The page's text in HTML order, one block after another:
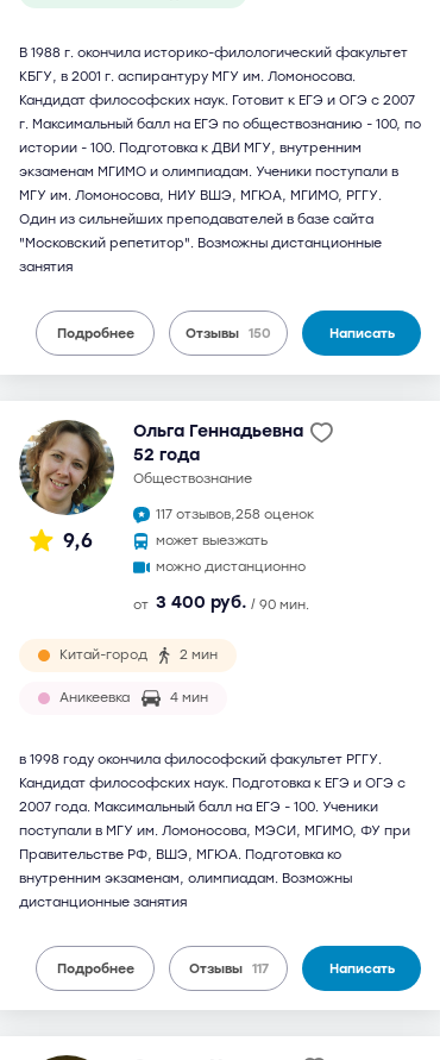
В 1988 г. окончила историко-филологический факультет
КБГУ, в 2001 г. аспирантуру МГУ им. Ломоносова.
Кандидат философских наук. Готовит к ЕГЭ и ОГЭ с 2007
г. Максимальный балл на ЕГЭ по обществознанию - 100, по
истории - 100. Подготовка к ДВИ МГУ, внутренним
экзаменам МГИМО и олимпиадам. Ученики поступали в
МГУ им. Ломоносова, НИУ ВШЭ, МГЮА, МГИМО, РГГУ.
Один из сильнейших преподавателей в базе сайта
"Московский репетитор". Возможны дистанционные
занятия
Подробнее Отзывы 150 Написать
9,6
Ольга Геннадьевна
52 года
обществознание
117 отзывов,258 оценок
может выезжать
можно дистанционно
от 3 400 руб. / 90 мин.
Китай-город 2 мин
Аникеевка 4 мин
в 1998 году окончила философский факультет РГГУ.
Кандидат философских наук. Подготовка к ЕГЭ и ОГЭ с
2007 года. Максимальный балл на ЕГЭ - 100. Ученики
поступали в МГУ им. Ломоносова, МЭСИ, МГИМО, ФУ при
Правительстве РФ, ВШЭ, МГЮА. Подготовка ко
внутренним экзаменам, олимпиадам. Возможны
дистанционные занятия
Подробнее Отзывы 117 Написать